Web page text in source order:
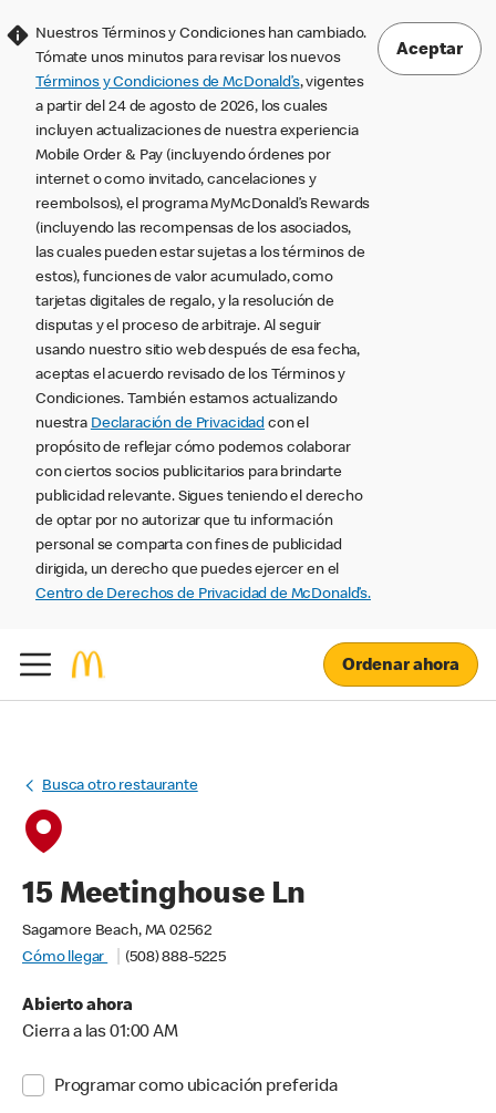
Nuestros Términos y Condiciones han cambiado.
Tómate unos minutos para revisar los nuevos
Términos y Condiciones de McDonald’s, vigentes
a partir del 24 de agosto de 2026, los cuales
incluyen actualizaciones de nuestra experiencia
Mobile Order & Pay (incluyendo órdenes por
internet o como invitado, cancelaciones y
reembolsos), el programa MyMcDonald’s Rewards
(incluyendo las recompensas de los asociados,
las cuales pueden estar sujetas a los términos de
estos), funciones de valor acumulado, como
tarjetas digitales de regalo, y la resolución de
disputas y el proceso de arbitraje. Al seguir
usando nuestro sitio web después de esa fecha,
aceptas el acuerdo revisado de los Términos y
Condiciones. También estamos actualizando
nuestra Declaración de Privacidad con el
propósito de reflejar cómo podemos colaborar
con ciertos socios publicitarios para brindarte
publicidad relevante. Sigues teniendo el derecho
de optar por no autorizar que tu información
personal se comparta con fines de publicidad
dirigida, un derecho que puedes ejercer en el
Centro de Derechos de Privacidad de McDonald’s.
Aceptar
Ordenar ahora
Busca otro restaurante
15 Meetinghouse Ln
Sagamore Beach, MA 02562
Cómo llegar
(508) 888-5225
Abierto ahora
Cierra a las 01:00 AM
Programar como ubicación preferida